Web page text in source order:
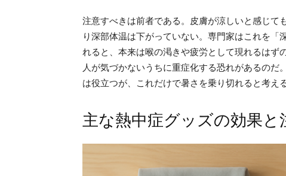
注意すべきは前者である。皮膚が涼しいと感じて
り深部体温は下がっていない。専門家はこれを
れると、本来は喉の渇きや疲労として現れるは
人が気づかないうちに重症化する恐れがあるの
は役立つが、これだけで暑さを乗り切れると考え
主な熱中症グッズの効果と